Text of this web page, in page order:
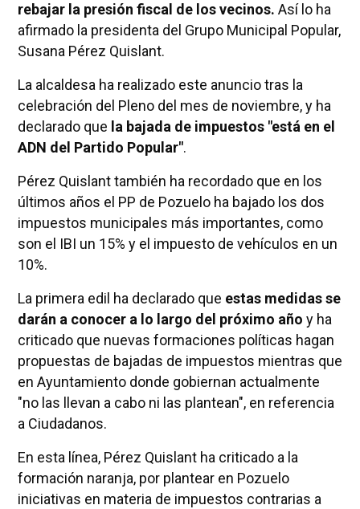
rebajar la presión fiscal de los vecinos. Así lo ha
afirmado la presidenta del Grupo Municipal Popular,
Susana Pérez Quislant.
La alcaldesa ha realizado este anuncio tras la
celebración del Pleno del mes de noviembre, y ha
declarado que la bajada de impuestos "está en el
ADN del Partido Popular".
Pérez Quislant también ha recordado que en los
últimos años el PP de Pozuelo ha bajado los dos
impuestos municipales más importantes, como
son el IBI un 15% y el impuesto de vehículos en un
10%.
La primera edil ha declarado que estas medidas se
darán a conocer a lo largo del próximo año y ha
criticado que nuevas formaciones políticas hagan
propuestas de bajadas de impuestos mientras que
en Ayuntamiento donde gobiernan actualmente
"no las llevan a cabo ni las plantean", en referencia
a Ciudadanos.
En esta línea, Pérez Quislant ha criticado a la
formación naranja, por plantear en Pozuelo
iniciativas en materia de impuestos contrarias a